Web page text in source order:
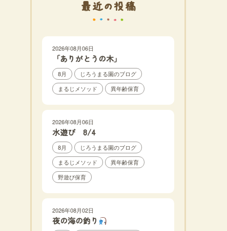
最近の投稿
2026年08月06日
「ありがとうの木」
8月
じろうまる園のブログ
まるじメソッド
異年齢保育
2026年08月06日
水遊び 8/4
8月
じろうまる園のブログ
まるじメソッド
異年齢保育
野遊び保育
2026年08月02日
夜の海の釣り